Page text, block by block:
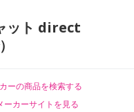
ット direct
ーの商品を検索する
ーカーサイトを見る